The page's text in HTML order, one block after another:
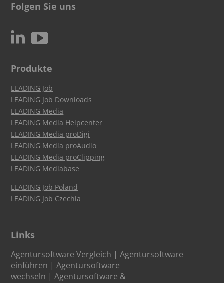
Folgen Sie uns
N c
Produkte
LEADING Job
LEADING Job Downloads
LEADING Media
LEADING Media Helpcenter
LEADING Media proDigi
LEADING Media proAudio
LEADING Media proClipping
LEADING Mediabase
LEADING Job Poland
LEADING Job Czechia
Links
Agentursoftware Vergleich |Agentursoftware
einführen |Agentursoftware
wechseln |Agentursoftware &